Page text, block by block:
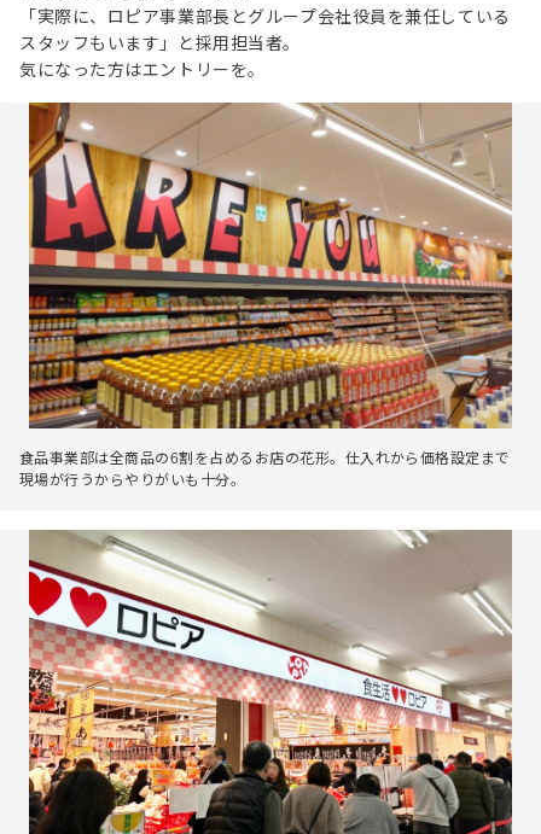
「実際に、ロピア事業部長とグループ会社役員を兼任している
スタッフもいます」と採用担当者。
気になった方はエントリーを。
食品事業部は全商品の6割を占めるお店の花形。仕入れから価格設定まで
現場が行うからやりがいも十分。